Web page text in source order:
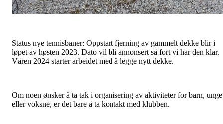
Status nye tennisbaner: Oppstart fjerning av gammelt dekke blir i
løpet av høsten 2023. Dato vil bli annonsert så fort vi har den klar.
Våren 2024 starter arbeidet med å legge nytt dekke.
Om noen ønsker å ta tak i organisering av aktiviteter for barn, unge
eller voksne, er det bare å ta kontakt med klubben.